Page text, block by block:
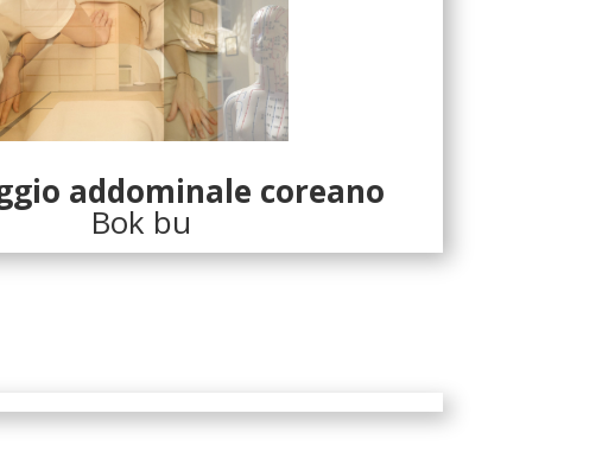
addominale coreano
Bok bu